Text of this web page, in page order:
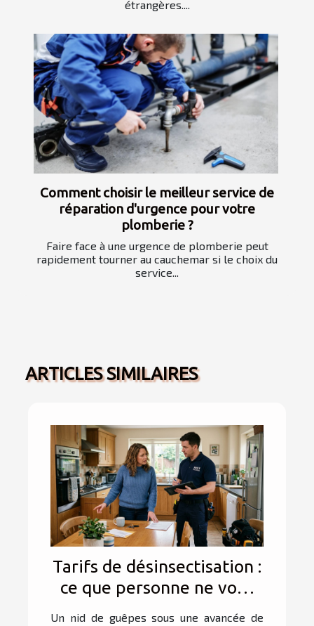
étrangères....
Comment choisir le meilleur service de
réparation d'urgence pour votre
plomberie ?
Faire face à une urgence de plomberie peut
rapidement tourner au cauchemar si le choix du
service...
ARTICLES SIMILAIRES
Tarifs de désinsectisation :
ce que personne ne vous
dit lors du premier appel
Un nid de guêpes sous une avancée de